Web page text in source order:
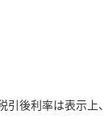
引後利率は表示上